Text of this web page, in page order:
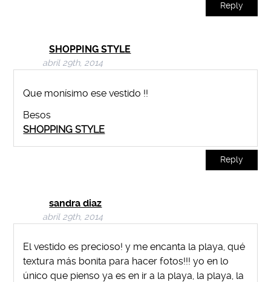
Reply
SHOPPING STYLE
abril 29th, 2014
Que monísimo ese vestido !!
Besos
SHOPPING STYLE
Reply
sandra diaz
abril 29th, 2014
El vestido es precioso! y me encanta la playa, qué
textura más bonita para hacer fotos!!! yo en lo
único que pienso ya es en ir a la playa, la playa, la